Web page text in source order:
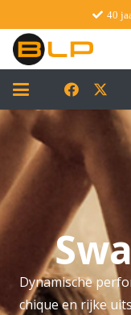
40
Dynamische
chique en rijke